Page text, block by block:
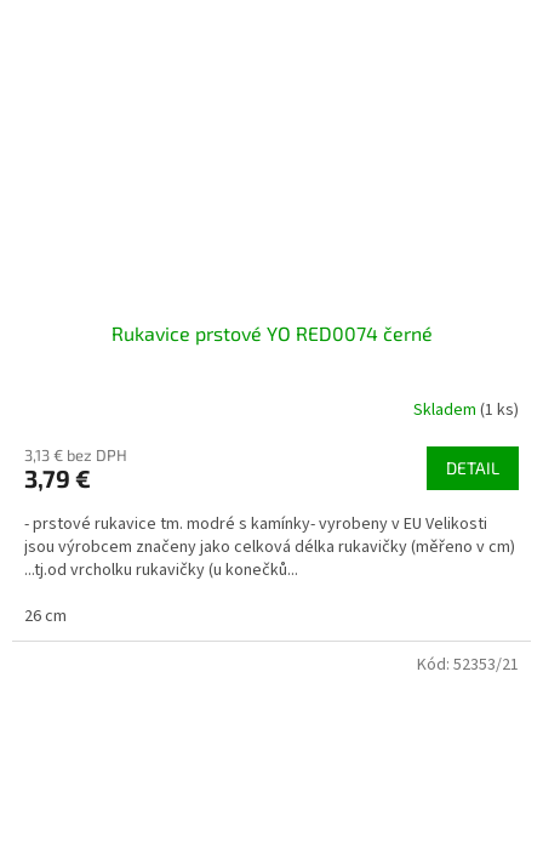
Rukavice prstové YO RED0074 černé
Skladem (1 ks)
3,13 € bez DPH
3,79 € DETAIL
- prstové rukavice tm. modré s kamínky- vyrobeny v EU Velikosti
jsou výrobcem značeny jako celková délka rukavičky (měřeno v cm)
...tj.od vrcholku rukavičky (u konečků...
26 cm
Kód: 52353/21